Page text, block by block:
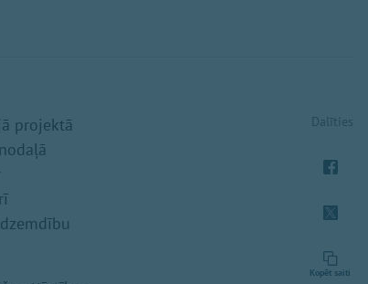
projektā
Dalīties
Kopēt saiti